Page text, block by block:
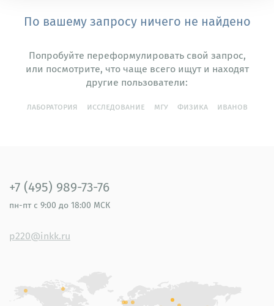
По вашему запросу ничего не найдено
Попробуйте переформулировать свой запрос,
или посмотрите, что чаще всего ищут и находят
другие пользователи:
лаборатория исследование мгу физика иванов
+7 (495) 989-73-76
пн-пт с 9:00 до 18:00 МСК
p220@inkk.ru